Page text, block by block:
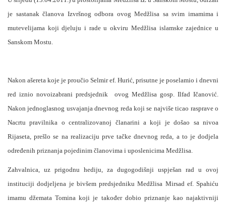
je sastanak članova Izvršnog odbora ovog Medžlisa sa svim imamima i
mutevelijama koji djeluju i rade u okviru Medžlisa islamske zajednice u
Sanskom Mostu.
Nakon ašereta koje je proučio Selmir ef. Hurić, prisutne je poselamio i dnevni
red iznio novoizabrani predsjednik ovog Medžlisa gosp. Ilfad Ičanović.
Nakon jednoglasnog usvajanja dnevnog reda koji se najviše ticao rasprave o
Nacrtu pravilnika o centralizovanoj članarini a koji je došao sa nivoa
Rijaseta, prešlo se na realizaciju prve tačke dnevnog reda, a to je dodjela
određenih priznanja pojedinim članovima i uposlenicima Medžlisa.
Zahvalnica, uz prigodnu hediju, za dugogodišnji uspješan rad u ovoj
instituciji dodjeljena je bivšem predsjedniku Medžlisa Mirsad ef. Spahiću
imamu džemata Tomina koji je također dobio priznanje kao najaktivniji